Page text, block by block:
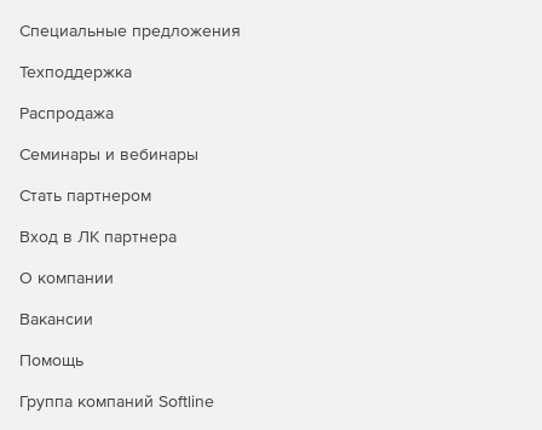
Специальные предложения
Техподдержка
Распродажа
Семинары и вебинары
Стать партнером
Вход в ЛК партнера
О компании
Вакансии
Помощь
Группа компаний Softline